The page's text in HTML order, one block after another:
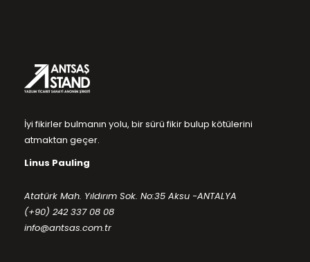
İyi fikirler bulmanın yolu, bir sürü fikir bulup kötülerini
atmaktan geçer.
Linus Pauling
Atatürk Mah. Yıldırım Sok. No:35 Aksu -ANTALYA
(+90) 242 337 08 08
info@antsas.com.tr